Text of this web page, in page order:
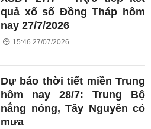
quả xổ số Đồng Tháp hôm
nay 27/7/2026
15:46 27/07/2026
Dự báo thời tiết miền Trung
hôm nay 28/7: Trung Bộ
nắng nóng, Tây Nguyên có
mưa